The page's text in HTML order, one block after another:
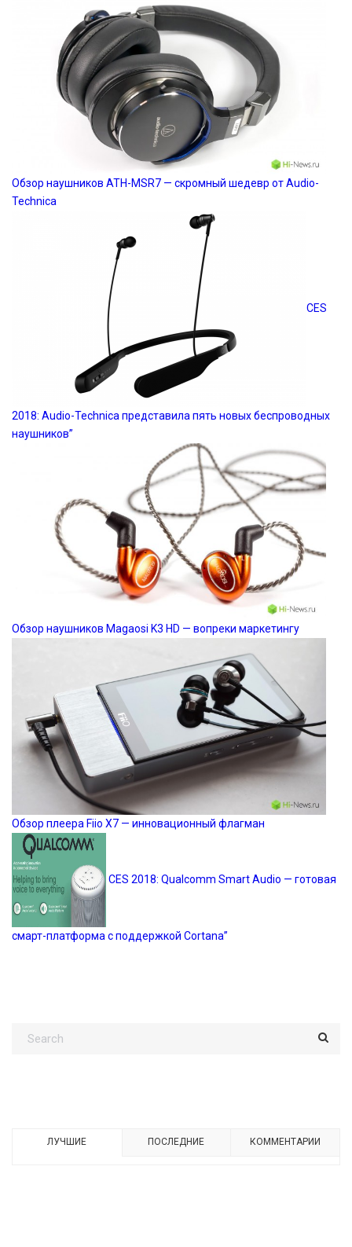
Обзор наушников ATH-MSR7 — скромный шедевр от Audio-
Technica
CES
2018: Audio-Technica представила пять новых беспроводных
наушников”
Обзор наушников Magaosi K3 HD — вопреки маркетингу
Обзор плеера Fiio X7 — инновационный флагман
CES 2018: Qualcomm Smart Audio — готовая
смарт-платформа с поддержкой Cortana”
ЛУЧШИЕ ПОСЛЕДНИЕ КОММЕНТАРИИ